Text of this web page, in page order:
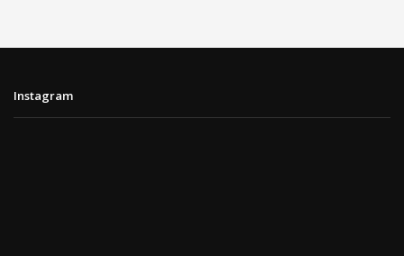
Instagram